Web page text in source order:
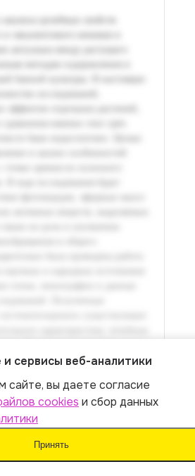
Оплатить
сервисы веб-аналитики
сайте, вы даете согласие
cookies и сбор данных
Принять